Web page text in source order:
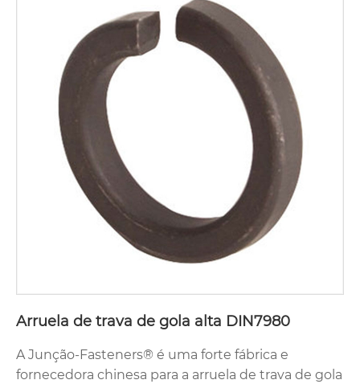
Arruela de trava de gola alta DIN7980
A Junção-Fasteners® é uma forte fábrica e
fornecedora chinesa para a arruela de trava de gola